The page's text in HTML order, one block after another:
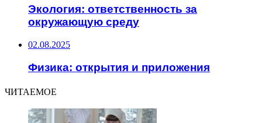
Экология: ответственность за
окружающую среду
02.08.2025
Физика: открытия и приложения
ЧИТАЕМОЕ